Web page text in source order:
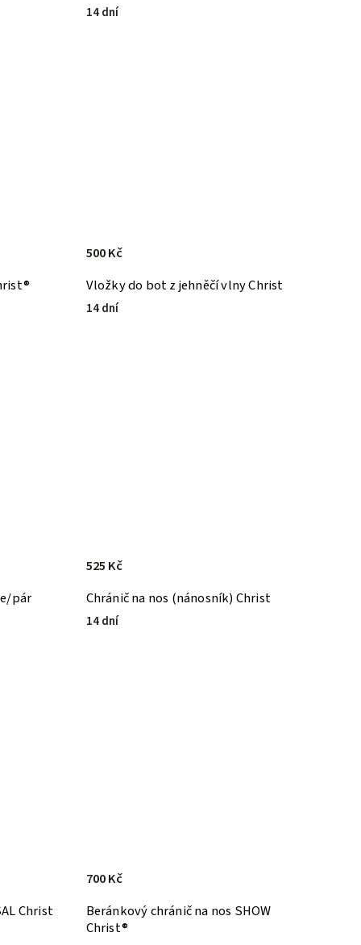
14 dní
Vložky do bot z jehněčí vlny Christ
14 dní
500 Kč
pár
Chránič na nos (nánosník) Christ
14 dní
525 Kč
Christ
Beránkový chránič na nos SHOW
Christ®
700 Kč